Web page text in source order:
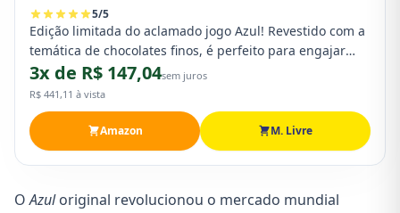
5/5
Edição limitada do aclamado jogo Azul! Revestido com a
temática de chocolates finos, é perfeito para engajar
famílias com mecânicas de estratégia leve.
Recomendado a partir de 8 anos.
3x de R$ 147,04sem juros
R$ 441,11 à vista
Amazon M. Livre
OAzuloriginal revolucionou o mercado mundial